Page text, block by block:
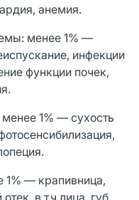
анемия.
менее 1% —
инфекции
функции почек,
1% — сухость
1% — крапивница,
в т.ч.лица, губ,